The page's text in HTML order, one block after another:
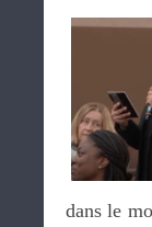
dans le